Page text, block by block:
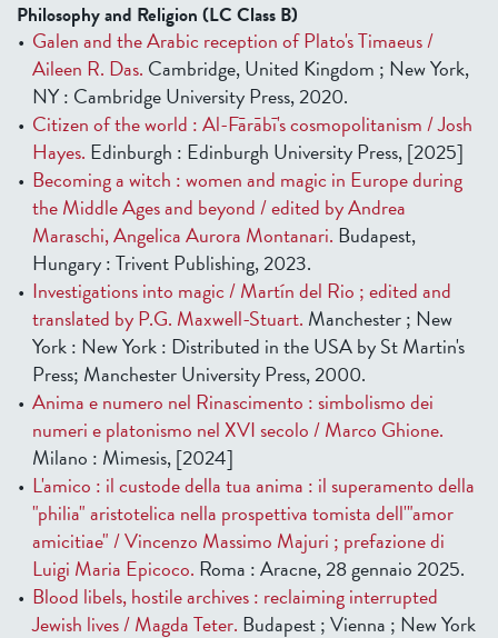
Philosophy and Religion (LC Class B)
Galen and the Arabic reception of Plato's Timaeus /
Aileen R. Das. Cambridge, United Kingdom ; New York,
NY : Cambridge University Press, 2020.
Citizen of the world : Al-Fārābī's cosmopolitanism / Josh
Hayes. Edinburgh : Edinburgh University Press, [2025]
Becoming a witch : women and magic in Europe during
the Middle Ages and beyond / edited by Andrea
Maraschi, Angelica Aurora Montanari. Budapest,
Hungary : Trivent Publishing, 2023.
Investigations into magic / Martín del Rio ; edited and
translated by P.G. Maxwell-Stuart. Manchester ; New
York : New York : Distributed in the USA by St Martin's
Press; Manchester University Press, 2000.
Anima e numero nel Rinascimento : simbolismo dei
numeri e platonismo nel XVI secolo / Marco Ghione.
Milano : Mimesis, [2024]
L'amico : il custode della tua anima : il superamento della
"philia" aristotelica nella prospettiva tomista dell'"amor
amicitiae" / Vincenzo Massimo Majuri ; prefazione di
Luigi Maria Epicoco. Roma : Aracne, 28 gennaio 2025.
Blood libels, hostile archives : reclaiming interrupted
Jewish lives / Magda Teter. Budapest ; Vienna ; New York